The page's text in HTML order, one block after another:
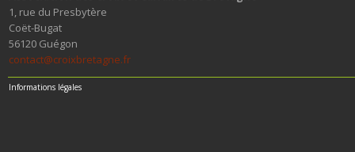
1, rue du Presbytère
Coët-Bugat
56120 Guégon
contact@croixbretagne.fr
Informations légales